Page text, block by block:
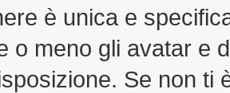
è unica e
o meno gli avatar e
Se non ti